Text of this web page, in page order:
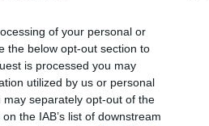
of your personal or
the below opt-out section to
is processed you may
utilized by us or personal
separately opt-out of the
the IAB’s list of downstream